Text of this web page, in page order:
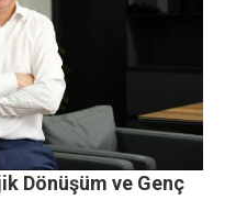
Dönüşüm ve Genç